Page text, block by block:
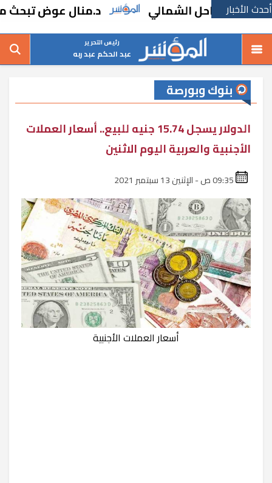
أحدث الأخبارالشمالي د.منال عوض تبحث مطالب
رئيس التحرير
عبد الحكم عبد ربه
بنوك وبورصة
الدولار يسجل 15.74 جنيه للبيع.. أسعار العملات
الأجنبية والعربية اليوم الاثنين
أسعار العملات الأجنبية